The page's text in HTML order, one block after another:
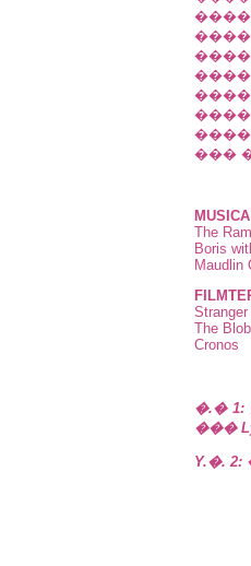
���
MUSICA
The
Boris
Maudlin
The Blob
Cronos
�.�
���
Y.�.